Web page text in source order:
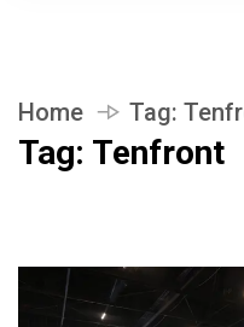
Home Tag:
Tag: Tenfront